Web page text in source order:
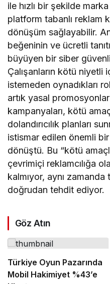
ile hızlı bir şekilde
platform tabanlı reklam
dönüşüm sağlayabilir.
beğeninin ve ücretli
büyüyen bir siber
Çalışanların kötü niyetli
istemeden oynadıkları
artık yasal
kampanyaları, kötü
dolandırıcılık planları
istismar edilen önemli bir
dönüştü. Bu “kötü
çevrimiçi reklamcılığa
kalmıyor, aynı
doğrudan tehdit ediyor.
Göz Atın
Türkiye Oyun Pazarında
Mobil Hakimiyet %43’e